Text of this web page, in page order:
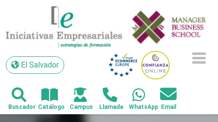
El Salvador
El Salvador